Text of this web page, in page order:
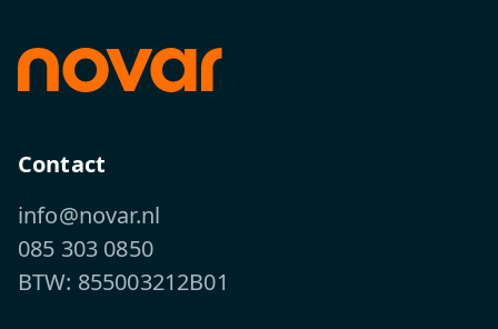
Contact
info@novar.nl
085 303 0850
BTW: 855003212B01